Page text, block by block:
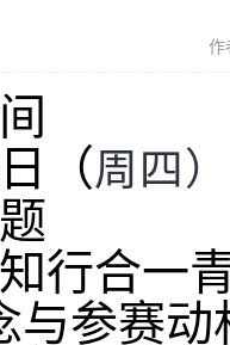
作
（周四
行合一
与参赛动